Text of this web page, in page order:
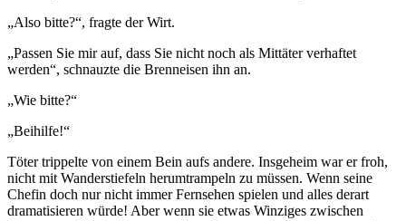
„Also bitte?“, fragte der Wirt.
„Passen Sie mir auf, dass Sie nicht noch als Mittäter verhaftet
werden“, schnauzte die Brenneisen ihn an.
„Wie bitte?“
„Beihilfe!“
Töter trippelte von einem Bein aufs andere. Insgeheim war er froh,
nicht mit Wanderstiefeln herumtrampeln zu müssen. Wenn seine
Chefin doch nur nicht immer Fernsehen spielen und alles derart
dramatisieren würde! Aber wenn sie etwas Winziges zwischen